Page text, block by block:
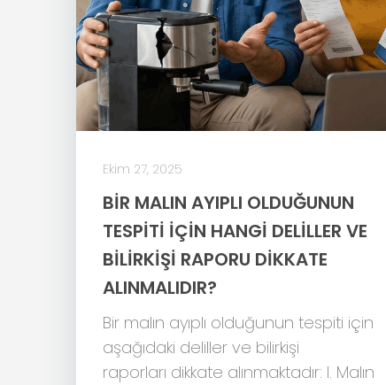
Ekim 27, 2025
BİR MALIN AYIPLI OLDUĞUNUN
TESPİTİ İÇİN HANGİ DELİLLER VE
BİLİRKİŞİ RAPORU DİKKATE
ALINMALIDIR?
Bir malın ayıplı olduğunun tespiti için
aşağıdaki deliller ve bilirkişi
raporları dikkate alınmaktadır: I. Malın